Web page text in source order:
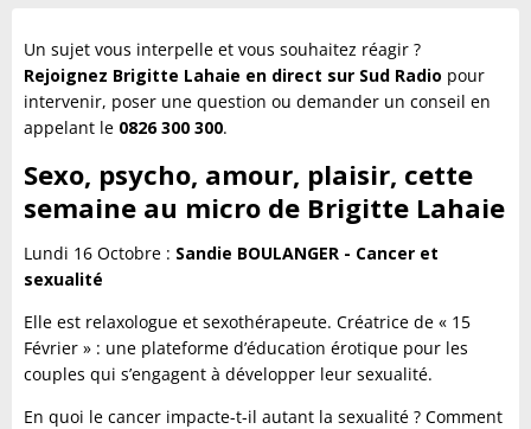
Un sujet vous interpelle et vous souhaitez réagir ?
Rejoignez Brigitte Lahaie en direct sur Sud Radio pour
intervenir, poser une question ou demander un conseil en
appelant le 0826 300 300.
Sexo, psycho, amour, plaisir, cette
semaine au micro de Brigitte Lahaie
Lundi 16 Octobre : Sandie BOULANGER - Cancer et
sexualité
Elle est relaxologue et sexothérapeute. Créatrice de « 15
Février » : une plateforme d’éducation érotique pour les
couples qui s’engagent à développer leur sexualité.
En quoi le cancer impacte-t-il autant la sexualité ? Comment